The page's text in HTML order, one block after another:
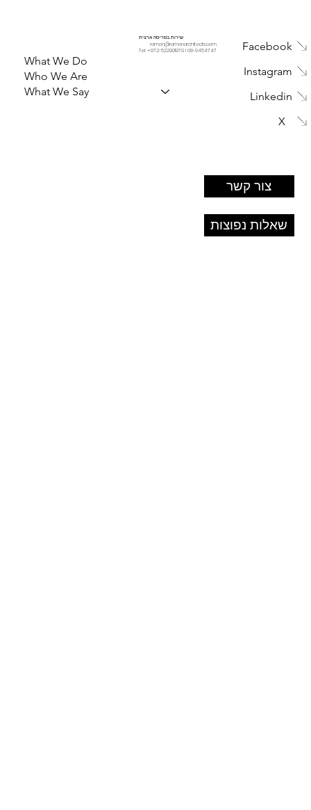
Facebook
Instagram
Linkedin
X
צור קשר
שאלות נפוצות
שירות בפריסה ארצית
ramon@ramonarchitects.com
Tel: +972-522901979 I08-9454747
What We Do
Who We Are
What We Say